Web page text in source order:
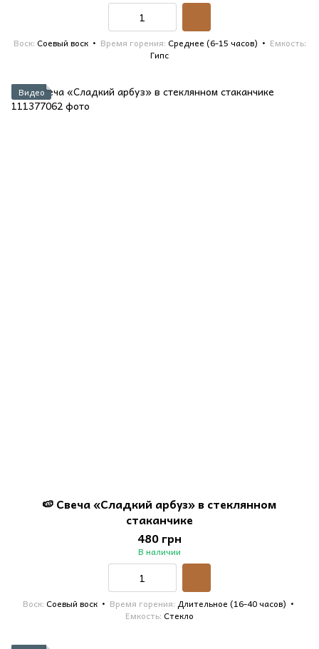
Воск Соевый воск Время горения Среднее (6-15 часов)
Емкость
Гипс
Видео
🍉 Свеча «Сладкий арбуз» в стеклянном
стаканчике
480 грн
В наличии
Воск Соевый воск Время горения Длительное (16-40 часов)
Емкость Стекло